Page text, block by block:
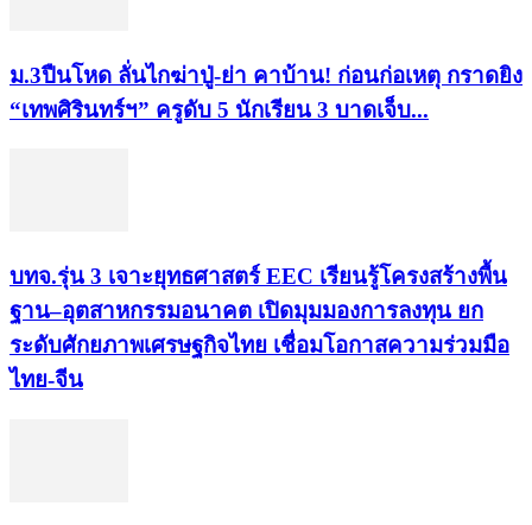
ม.3ปืนโหด ลั่นไกฆ่าปู่-ย่า คาบ้าน! ก่อนก่อเหตุ กราดยิง
“เทพศิรินทร์ฯ” ครูดับ 5 นักเรียน 3 บาดเจ็บ...
บทจ.รุ่น 3 เจาะยุทธศาสตร์ EEC เรียนรู้โครงสร้างพื้น
ฐาน–อุตสาหกรรมอนาคต เปิดมุมมองการลงทุน ยก
ระดับศักยภาพเศรษฐกิจไทย เชื่อมโอกาสความร่วมมือ
ไทย-จีน